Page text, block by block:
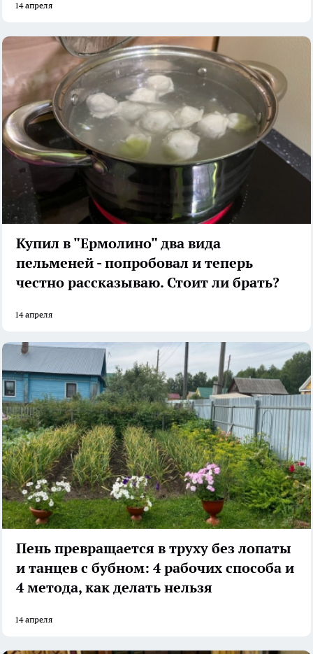
14 апреля
Купил в "Ермолино" два вида
пельменей - попробовал и теперь
честно рассказываю. Стоит ли брать?
14 апреля
Пень превращается в труху без лопаты
и танцев с бубном: 4 рабочих способа и
4 метода, как делать нельзя
14 апреля